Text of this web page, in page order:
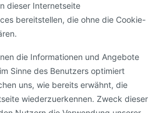
dieser Internetseite
bereitstellen, die ohne die Cookie-
die Informationen und Angebote
Sinne des Benutzers optimiert
uns, wie bereits erwähnt, die
wiederzuerkennen. Zweck dieser